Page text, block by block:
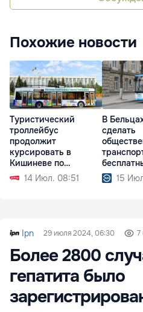
Похожие новости
Туристический
троллейбус
продолжит
курсировать в
Кишиневе по
выходным
14 Июл. 08:51
В
сделать
года15
Ipn 29 июля 2024, 06:30 7
Более 2800
гепатита было